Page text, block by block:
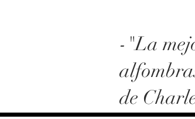
-"La
de